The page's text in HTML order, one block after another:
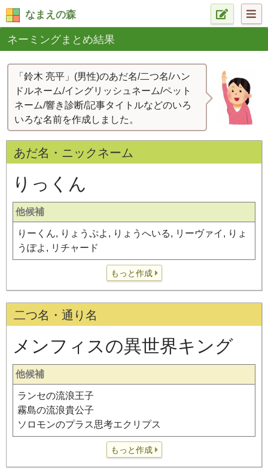
なまえの森
ネーミングまとめ結果
「鈴木 亮平」(男性)のあだ名/二つ名/ハン
ドルネーム/イングリッシュネーム/ペット
ネーム/響き診断/記事タイトルなどのいろ
いろな名前を作成しました。
あだ名・ニックネーム
りっくん
他候補
りーくん, りょうぷよ, りょうへいる, リーヴァイ, りょ
うぽよ, リチャード
もっと作成
二つ名・通り名
メンフィスの異世界キング
他候補
ランセの流浪王子
霧島の流浪貴公子
ソロモンのプラス思考エクリプス
もっと作成